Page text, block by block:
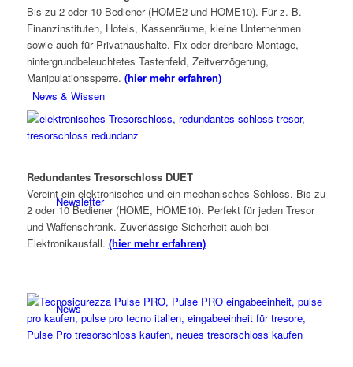
News & Wissen
Newsletter
News
Bis zu 2 oder 10 Bediener (HOME2 und HOME10). Für z. B.
Finanzinstituten, Hotels, Kassenräume, kleine Unternehmen
sowie auch für Privathaushalte. Fix oder drehbare Montage,
hintergrundbeleuchtetes Tastenfeld, Zeitverzögerung,
Manipulationssperre. (hier mehr erfahren)
Redundantes Tresorschloss DUET
Vereint ein elektronisches und ein mechanisches Schloss. Bis zu
2 oder 10 Bediener (HOME, HOME10). Perfekt für jeden Tresor
und Waffenschrank. Zuverlässige Sicherheit auch bei
Elektronikausfall. (hier mehr erfahren)